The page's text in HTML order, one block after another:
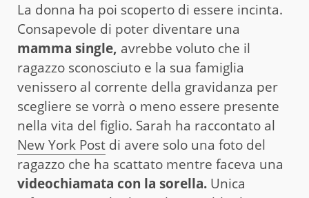
La donna ha poi scoperto di essere incinta.
Consapevole di poter diventare una
mamma single, avrebbe voluto che il
ragazzo sconosciuto e la sua famiglia
venissero al corrente della gravidanza per
scegliere se vorrà o meno essere presente
nella vita del figlio. Sarah ha raccontato al
New York Post di avere solo una foto del
ragazzo che ha scattato mentre faceva una
videochiamata con la sorella. Unica